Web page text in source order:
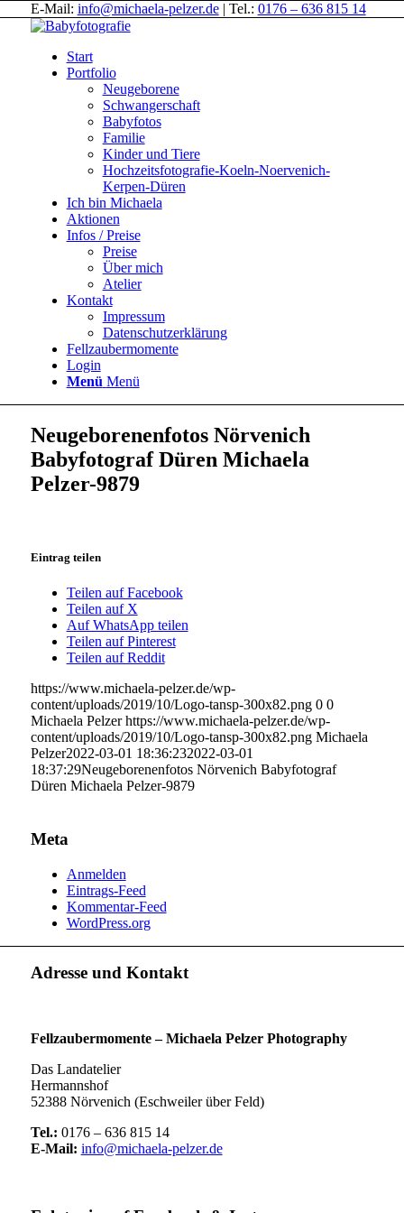
E-Mail: info@michaela-pelzer.de| Tel.: 0176 – 636 815 14
Start
Portfolio
Neugeborene
Schwangerschaft
Babyfotos
Familie
Kinder und Tiere
Hochzeitsfotografie-Koeln-Noervenich-
Kerpen-Düren
Ich bin Michaela
Aktionen
Infos / Preise
Preise
Über mich
Atelier
Kontakt
Impressum
Datenschutzerklärung
Fellzaubermomente
Login
Menü Menü
Neugeborenenfotos Nörvenich
Babyfotograf Düren Michaela
Pelzer-9879
Eintrag teilen
Teilen auf Facebook
Teilen auf X
Auf WhatsApp teilen
Teilen auf Pinterest
Teilen auf Reddit
https://www.michaela-pelzer.de/wp-
content/uploads/2019/10/Logo-tansp-300x82.png 0 0
Michaela Pelzer https://www.michaela-pelzer.de/wp-
content/uploads/2019/10/Logo-tansp-300x82.png Michaela
Pelzer2022-03-01 18:36:232022-03-01
18:37:29Neugeborenenfotos Nörvenich Babyfotograf
Düren Michaela Pelzer-9879
Meta
Anmelden
Eintrags-Feed
Kommentar-Feed
WordPress.org
Adresse und Kontakt
Fellzaubermomente –Michaela Pelzer Photography
Das Landatelier
Hermannshof
52388 Nörvenich (Eschweiler über Feld)
Tel.: 0176 – 636 815 14
E-Mail: info@michaela-pelzer.de